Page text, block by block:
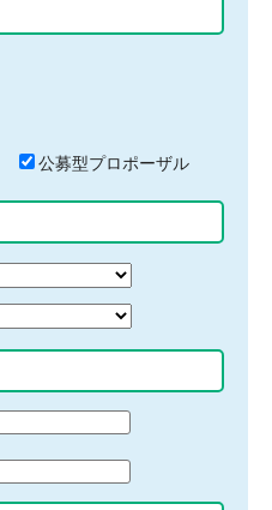
公募型プロポーザル